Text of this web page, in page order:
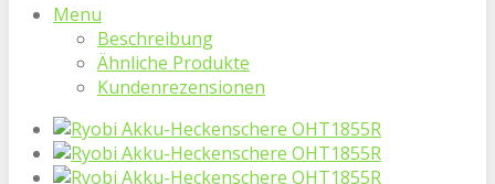
Menu
Beschreibung
Ähnliche Produkte
Kundenrezensionen